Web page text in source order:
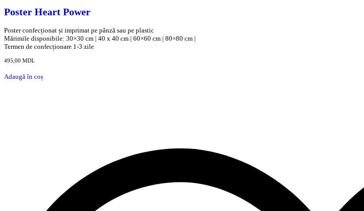
Poster Heart Power
Poster confecționat și imprimat pe pânză sau pe plastic
Mărimile disponibile: 30×30 cm | 40 x 40 cm | 60×60 cm | 80×80 cm |
Termen de confecționare 1-3 zile
495,00 MDL
Adaugă în coș